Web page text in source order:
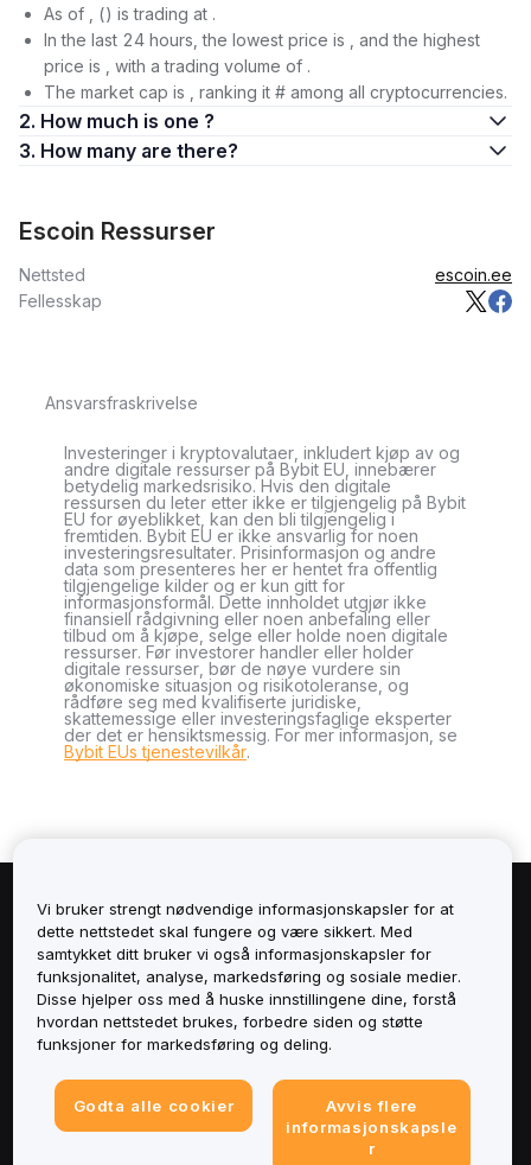
As of , () is trading at .
In the last 24 hours, the lowest price is , and the highest
price is , with a trading volume of .
The market cap is , ranking it # among all cryptocurrencies.
2. How much is one ?
3. How many are there?
Escoin Ressurser
Nettsted
escoin.ee
Fellesskap
Ansvarsfraskrivelse
Investeringer i kryptovalutaer, inkludert kjøp av og
andre digitale ressurser på Bybit EU, innebærer
betydelig markedsrisiko. Hvis den digitale
ressursen du leter etter ikke er tilgjengelig på Bybit
EU for øyeblikket, kan den bli tilgjengelig i
fremtiden. Bybit EU er ikke ansvarlig for noen
investeringsresultater. Prisinformasjon og andre
data som presenteres her er hentet fra offentlig
tilgjengelige kilder og er kun gitt for
informasjonsformål. Dette innholdet utgjør ikke
finansiell rådgivning eller noen anbefaling eller
tilbud om å kjøpe, selge eller holde noen digitale
ressurser. Før investorer handler eller holder
digitale ressurser, bør de nøye vurdere sin
økonomiske situasjon og risikotoleranse, og
rådføre seg med kvalifiserte juridiske,
skattemessige eller investeringsfaglige eksperter
der det er hensiktsmessig. For mer informasjon, se
Bybit EUs tjenestevilkår.
Om
Tjenester
Støtte
Produkter
Vi bruker strengt nødvendige informasjonskapsler for at
dette nettstedet skal fungere og være sikkert. Med
samtykket ditt bruker vi også informasjonskapsler for
funksjonalitet, analyse, markedsføring og sosiale medier.
Disse hjelper oss med å huske innstillingene dine, forstå
hvordan nettstedet brukes, forbedre siden og støtte
funksjoner for markedsføring og deling.
Godta alle cookier
Avvis flere
informasjonskapsle
r